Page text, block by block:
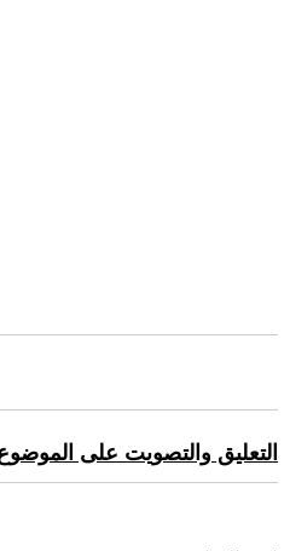
التعليق والتصويت على